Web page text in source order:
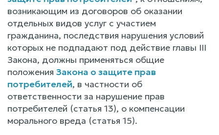
возникающим из договоров об оказании
отдельных видов услуг с участием
гражданина, последствия нарушения условий
которых не подпадают под действие главы III
Закона, должны применяться общие
положения Закона о защите прав
потребителей, в частности об
ответственности за нарушение прав
потребителей (статья 13), о компенсации
морального вреда (статья 15).